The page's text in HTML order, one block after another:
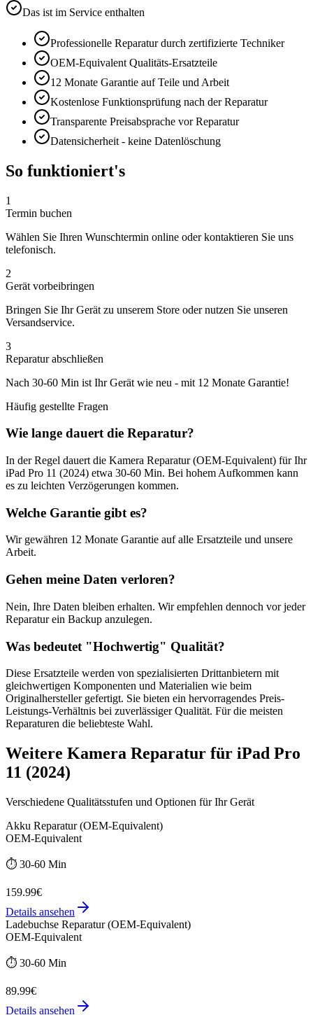
Das ist im Service enthalten
Professionelle Reparatur durch zertifizierte Techniker
OEM-Equivalent Qualitäts-Ersatzteile
12 Monate Garantie auf Teile und Arbeit
Kostenlose Funktionsprüfung nach der Reparatur
Transparente Preisabsprache vor Reparatur
Datensicherheit - keine Datenlöschung
So funktioniert's
1
Termin buchen
Wählen Sie Ihren Wunschtermin online oder kontaktieren Sie uns
telefonisch.
2
Gerät vorbeibringen
Bringen Sie Ihr Gerät zu unserem Store oder nutzen Sie unseren
Versandservice.
3
Reparatur abschließen
Nach 30-60 Min ist Ihr Gerät wie neu - mit 12 Monate Garantie!
Häufig gestellte Fragen
Wie lange dauert die Reparatur?
In der Regel dauert die Kamera Reparatur (OEM-Equivalent) für Ihr
iPad Pro 11 (2024) etwa 30-60 Min. Bei hohem Aufkommen kann
es zu leichten Verzögerungen kommen.
Welche Garantie gibt es?
Wir gewähren 12 Monate Garantie auf alle Ersatzteile und unsere
Arbeit.
Gehen meine Daten verloren?
Nein, Ihre Daten bleiben erhalten. Wir empfehlen dennoch vor jeder
Reparatur ein Backup anzulegen.
Was bedeutet "Hochwertig" Qualität?
Diese Ersatzteile werden von spezialisierten Drittanbietern mit
gleichwertigen Komponenten und Materialien wie beim
Originalhersteller gefertigt. Sie bieten ein hervorragendes Preis-
Leistungs-Verhältnis bei zuverlässiger Qualität. Für die meisten
Reparaturen die beliebteste Wahl.
Weitere Kamera Reparatur für iPad Pro
11 (2024)
Verschiedene Qualitätsstufen und Optionen für Ihr Gerät
Akku Reparatur (OEM-Equivalent)
OEM-Equivalent
⏱️ 30-60 Min
159.99€
Details ansehen
Ladebuchse Reparatur (OEM-Equivalent)
OEM-Equivalent
⏱️ 30-60 Min
89.99€
Details ansehen